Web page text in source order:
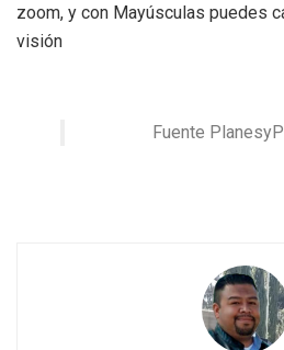
zoom, y con Mayúsculas puedes
visión
Fuente